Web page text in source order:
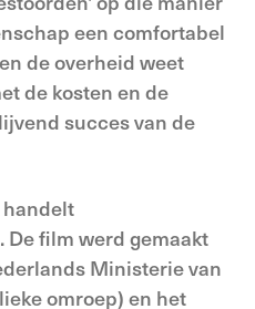
een comfortabel
de overheid weet
de kosten en de
succes van de
handelt
. De film werd gemaakt
Ministerie van
omroep) en het